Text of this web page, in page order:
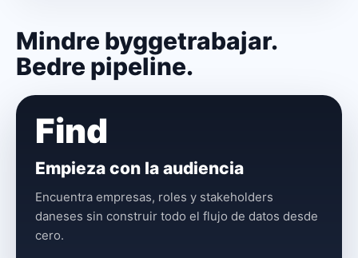
Mindre byggetrabajar.
Bedre pipeline.
Find
Empieza con la audiencia
Encuentra empresas, roles y stakeholders
daneses sin construir todo el flujo de datos desde
cero.